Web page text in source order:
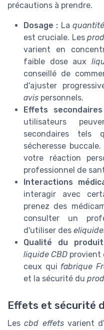
précautions à prendre.
Dosage : Laquantité
est cruciale. Les
varient en
faible dose aux
conseillé de
d'ajuster
avis personnels.
Effets
utilisateurs
secondaires tels
sécheresse
votre réaction
professionnel de
Interactions
interagir avec
prenez des
consulter un
d'utiliser des
Qualité du
liquide CBD provient
ceux qui fabrique
et la sécurité du
Effets et sécurité
Lescbd effetsvarient